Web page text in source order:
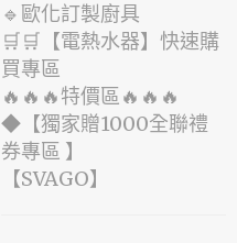
🔹歐化訂製廚具
🛒🛒【電熱水器】快速購
買專區
🔥🔥🔥特價區🔥🔥🔥
◆【獨家贈1000全聯禮
券專區 】
️【SVAGO】️